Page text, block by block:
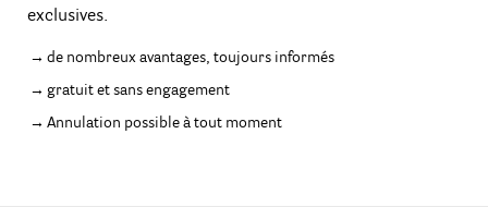
exclusives.
de nombreux avantages, toujours informés
gratuit et sans engagement
Annulation possible à tout moment